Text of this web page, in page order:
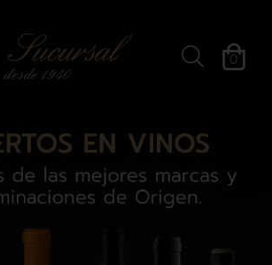
Filtros » 0